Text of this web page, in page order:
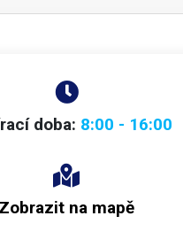
doba: 8:00 - 16:00
Zobrazit na mapě